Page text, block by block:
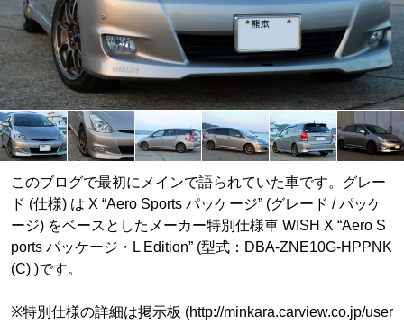
このブログで最初にメインで語られていた車です。グレー
ド (仕様) は X “Aero Sports パッケージ” (グレード / パッケ
ージ) をベースとしたメーカー特別仕様車 WISH X “Aero S
ports パッケージ・L Edition” (型式：DBA-ZNE10G-HPPNK
(C) )です。
※特別仕様の詳細は掲示板 (http://minkara.carview.co.jp/user